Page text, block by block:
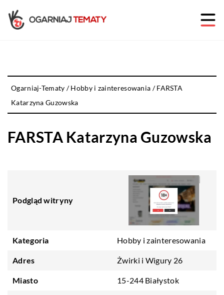
Ogarniaj-Tematy /Hobby i zainteresowania /FARSTA
Katarzyna Guzowska
FARSTA Katarzyna Guzowska
Podgląd witryny
Kategoria Hobby i zainteresowania
Adres Żwirki i Wigury 26
Miasto 15-244 Białystok